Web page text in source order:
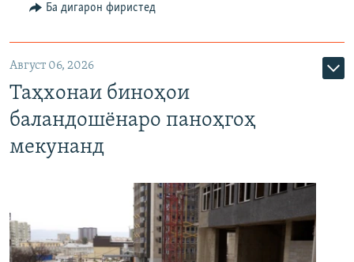
Ба дигарон фиристед
Август 06, 2026
Таҳхонаи биноҳои
баландошёнаро паноҳгоҳ
мекунанд